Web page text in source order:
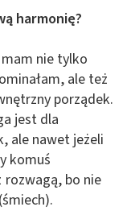
harmonię?
nie tylko
ale też
porządek.
jest dla
ale nawet jeżeli
komuś
rozwagą, bo nie